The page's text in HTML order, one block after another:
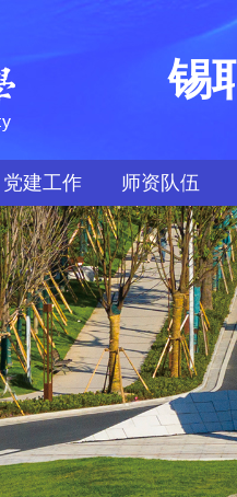
锡
党建工作 师资队伍